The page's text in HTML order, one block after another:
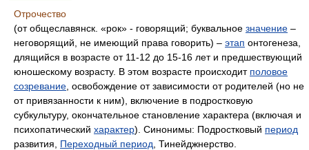
Отрочество
(от общеславянск. «рок» - говорящий; буквальное значение –
неговорящий, не имеющий права говорить) – этап онтогенеза,
длящийся в возрасте от 11-12 до 15-16 лет и предшествующий
юношескому возрасту. В этом возрасте происходит половое
созревание , освобождение от зависимости от родителей (но не
от привязанности к ним), включение в подростковую
субкультуру, окончательное становление характера (включая и
психопатический характер). Синонимы: Подростковый период
развития, Переходный период , Тинейджнерство.